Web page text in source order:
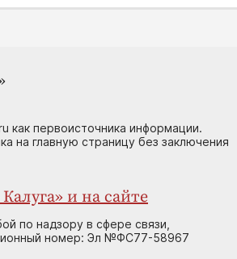
как первоисточника информации.
на главную страницу без заключения
и на сайте
по надзору в сфере связи,
номер: Эл №ФС77-58967